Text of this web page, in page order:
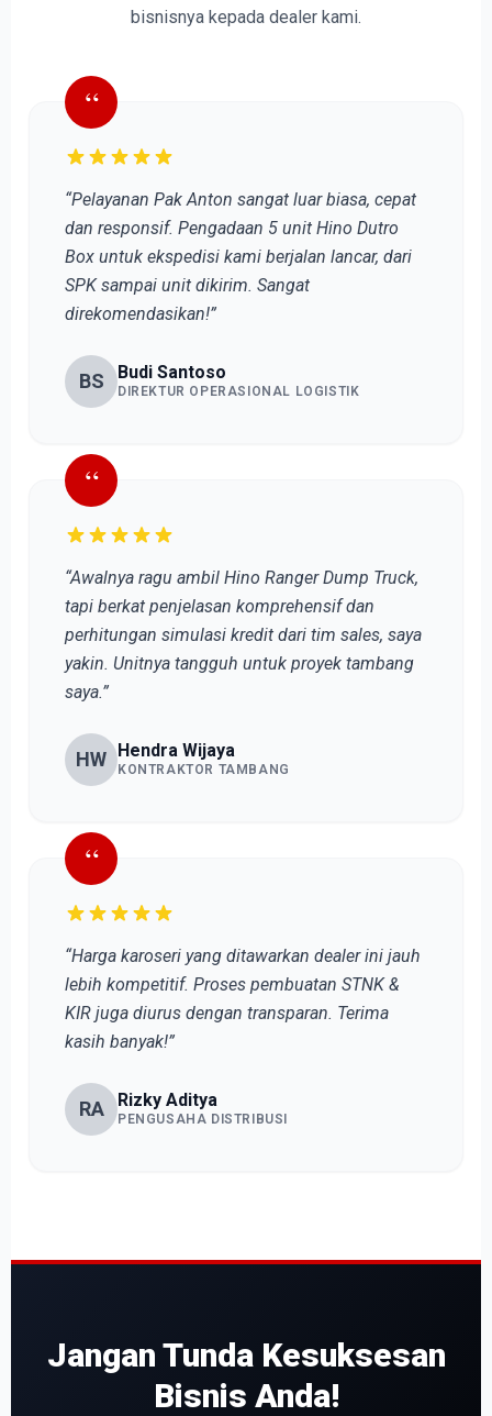
bisnisnya kepada dealer kami.
“
“Pelayanan Pak Anton sangat luar biasa, cepat
dan responsif. Pengadaan 5 unit Hino Dutro
Box untuk ekspedisi kami berjalan lancar, dari
SPK sampai unit dikirim. Sangat
direkomendasikan!”
BS Budi Santoso
DIREKTUR OPERASIONAL LOGISTIK
“
“Awalnya ragu ambil Hino Ranger Dump Truck,
tapi berkat penjelasan komprehensif dan
perhitungan simulasi kredit dari tim sales, saya
yakin. Unitnya tangguh untuk proyek tambang
saya.”
HW Hendra Wijaya
KONTRAKTOR TAMBANG
“
“Harga karoseri yang ditawarkan dealer ini jauh
lebih kompetitif. Proses pembuatan STNK &
KIR juga diurus dengan transparan. Terima
kasih banyak!”
RA Rizky Aditya
PENGUSAHA DISTRIBUSI
Jangan Tunda Kesuksesan
Bisnis Anda!